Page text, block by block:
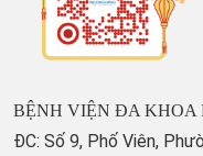
BỆNH VIỆN ĐA KHOA
ĐC: Số 9, Phố Viên,